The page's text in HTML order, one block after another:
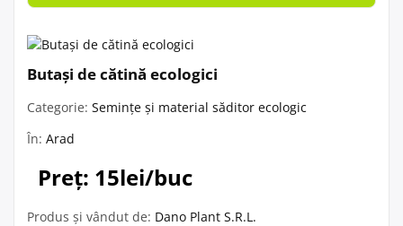
Butași de cătină ecologici
Categorie: Semințe și material săditor ecologic
În: Arad
Preț: 15lei/buc
Produs și vândut de: Dano Plant S.R.L.